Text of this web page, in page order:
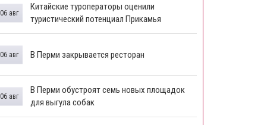
Китайские туроператоры оценили
туристический потенциал Прикамья
06 авг
В Перми закрывается ресторан
06 авг
​В Перми обустроят семь новых площадок
для выгула собак
06 авг